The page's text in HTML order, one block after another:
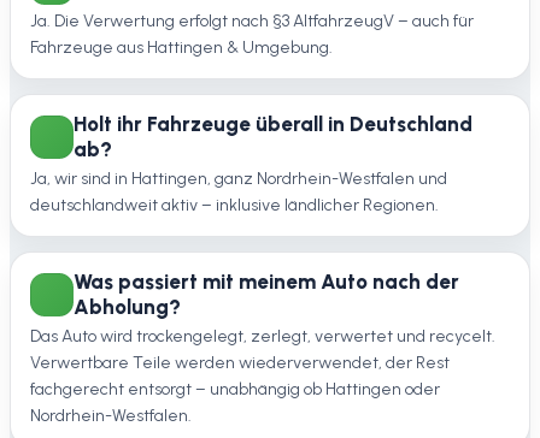
Ja. Die Verwertung erfolgt nach §3 AltfahrzeugV – auch für
Fahrzeuge aus Hattingen & Umgebung.
Holt ihr Fahrzeuge überall in Deutschland
ab?
Ja, wir sind in Hattingen, ganz Nordrhein-Westfalen und
deutschlandweit aktiv – inklusive ländlicher Regionen.
Was passiert mit meinem Auto nach der
Abholung?
Das Auto wird trockengelegt, zerlegt, verwertet und recycelt.
Verwertbare Teile werden wiederverwendet, der Rest
fachgerecht entsorgt – unabhängig ob Hattingen oder
Nordrhein-Westfalen.